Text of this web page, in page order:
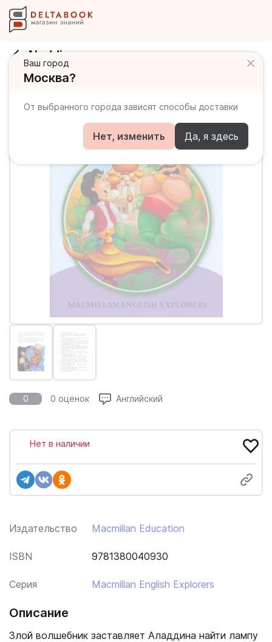
Ваш город
Москва?
От выбранного города зависят способы доставки
Нет, изменить Да, я здесь
Aladdin
0 0 оценок Английский
Издательство Macmillan Education
ISBN 9781380040930
Серия Macmillan English Explorers
Нет в наличии
Описание
Злой волшебник заставляет Аладдина найти лампу